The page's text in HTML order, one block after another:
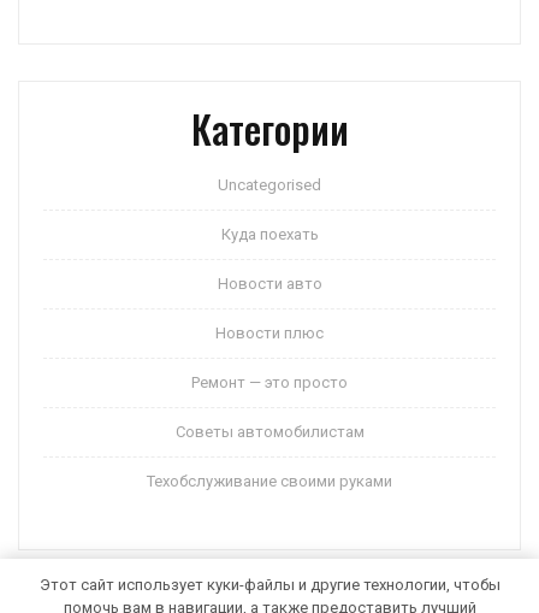
Категории
Uncategorised
Куда поехать
Новости авто
Новости плюс
Ремонт — это просто
Советы автомобилистам
Техобслуживание своими руками
Этот сайт использует куки-файлы и другие технологии, чтобы
помочь вам в навигации, а также предоставить лучший